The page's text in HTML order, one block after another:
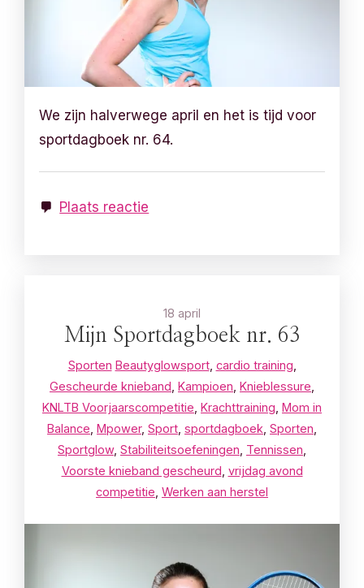
We zijn halverwege april en het is tijd voor
sportdagboek nr. 64.
Plaats reactie
18 april
Mijn Sportdagboek nr. 63
Sporten Beautyglowsport, cardio training
Gescheurde knieband Kampioen Knieblessure
KNLTB Voorjaarscompetitie Krachttraining Mom in
Balance Mpower, Sport sportdagboek Sporten
Sportglow, Stabiliteitsoefeningen Tennissen
Voorste knieband gescheurd vrijdag avond
competitie Werken aan herstel